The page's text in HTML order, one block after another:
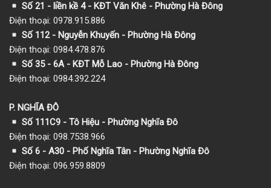
Số 21 - liền kề 4 - KĐT Văn Khê - Phường Hà Đông
Điện thoại: 0978.915.886
Số 112 - Nguyễn Khuyến - Phường Hà Đông
Điện thoại: 0984.478.876
Số 35 - 6A - KĐT Mỗ Lao - Phường Hà Đông
Điện thoại: 0984.392.224
P. NGHĨA ĐÔ
Số 111C9 - Tô Hiệu - Phường Nghĩa Đô
Điện thoại: 098.7538.966
Số 6 - A30 - Phố Nghĩa Tân - Phường Nghĩa Đô
Điện thoại: 096.959.8809